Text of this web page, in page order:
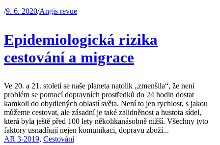
/9. 6. 2020/Angis revue
Epidemiologická rizika
cestování a migrace
Ve 20. a 21. století se naše planeta natolik „zmenšila“, že není
problém se pomocí dopravních prostředků do 24 hodin dostat
kamkoli do obydlených oblastí světa. Není to jen rychlost, s jakou
můžeme cestovat, ale zásadní je také zalidněnost a hustota sídel,
která byla ještě před 100 lety několikanásobně nižší. Všechny tyto
faktory usnadňují nejen komunikaci, dopravu zboží...
AR 3-2019, Cestování